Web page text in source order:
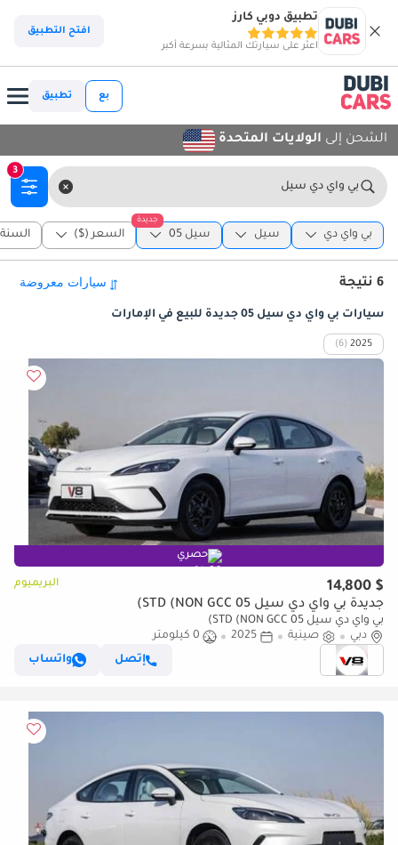
تطبيق دوبي كارز
اعثر على سيارتك المثالية بسرعة أكبر
افتح التطبيق
بع تطبيق
الشحن إلى الولايات المتحدة
بي واي دي سيل
3
بي واي دي سيل
جديدة
سيل 05 السعر ($) السنة
6 نتيجة
سيارات بي واي دي سيل 05 جديدة للبيع في الإمارات
2025
(6)
حصري
$ 14,800 البريميوم
جديدة بي واي دي سيل 05 STD (NON GCC)
بي واي دي سيل 05 STD (NON GCC)
دبي
صينية 2025
0 كيلومتر
إتصل
واتساب